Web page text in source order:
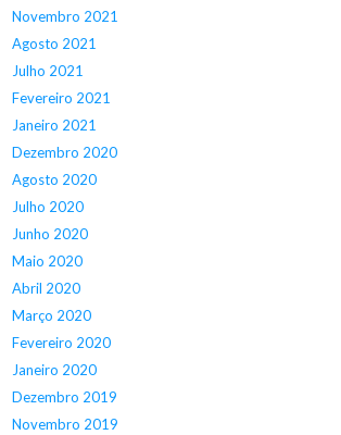
Novembro 2021
Agosto 2021
Julho 2021
Fevereiro 2021
Janeiro 2021
Dezembro 2020
Agosto 2020
Julho 2020
Junho 2020
Maio 2020
Abril 2020
Março 2020
Fevereiro 2020
Janeiro 2020
Dezembro 2019
Novembro 2019